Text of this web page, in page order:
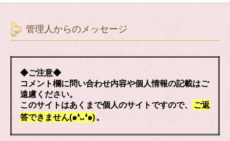
管理人からのメッセージ
◆ご注意◆
コメント欄に問い合わせ内容や個人情報の記載はご
遠慮ください。
このサイトはあくまで個人のサイトですので、
ご返
答できません(๑❛ᴗ❛๑)。